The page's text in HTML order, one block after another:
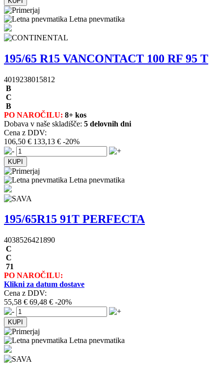
Letna pnevmatika
195/65 R15 VANCONTACT 100 RF 95 T
4019238015812
B
C
B
PO NAROČILU: 8+ kos
Dobava v naše skladišče: 5 delovnih dni
Cena z DDV:
106,50 € 133,13 € -20%
Letna pnevmatika
195/65R15 91T PERFECTA
4038526421890
C
C
71
PO NAROČILU:
Klikni za datum dostave
Cena z DDV:
55,58 € 69,48 € -20%
Letna pnevmatika